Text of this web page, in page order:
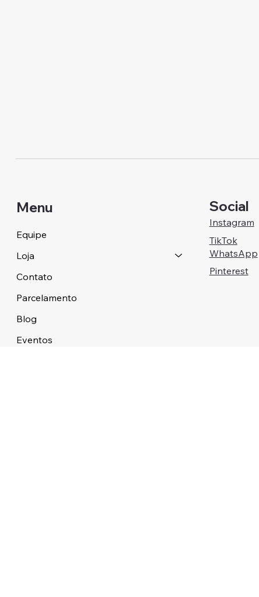
Menu
Equipe
Loja
Contato
Parcelamento
Blog
Eventos
Social
Instagram
TikTok
WhatsApp
Pinterest